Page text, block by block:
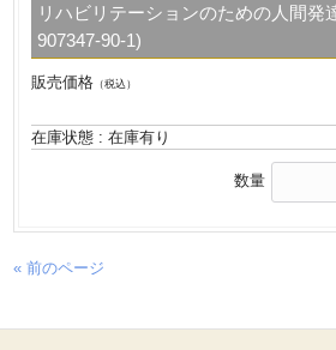
リハビリテーションのための人間発
907347-90-1)
販売価格 （税込）
在庫状態 : 在庫有り
数量
« 前のページ